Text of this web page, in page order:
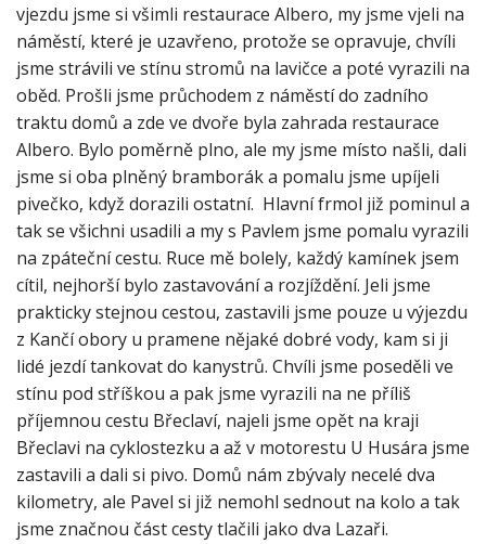
vjezdu jsme si všimli restaurace Albero, my jsme vjeli na
náměstí, které je uzavřeno, protože se opravuje, chvíli
jsme strávili ve stínu stromů na lavičce a poté vyrazili na
oběd. Prošli jsme průchodem z náměstí do zadního
traktu domů a zde ve dvoře byla zahrada restaurace
Albero. Bylo poměrně plno, ale my jsme místo našli, dali
jsme si oba plněný bramborák a pomalu jsme upíjeli
pivečko, když dorazili ostatní. Hlavní frmol již pominul a
tak se všichni usadili a my s Pavlem jsme pomalu vyrazili
na zpáteční cestu. Ruce mě bolely, každý kamínek jsem
cítil, nejhorší bylo zastavování a rozjíždění. Jeli jsme
prakticky stejnou cestou, zastavili jsme pouze u výjezdu
z Kančí obory u pramene nějaké dobré vody, kam si ji
lidé jezdí tankovat do kanystrů. Chvíli jsme poseděli ve
stínu pod stříškou a pak jsme vyrazili na ne příliš
příjemnou cestu Břeclaví, najeli jsme opět na kraji
Břeclavi na cyklostezku a až v motorestu U Husára jsme
zastavili a dali si pivo. Domů nám zbývaly necelé dva
kilometry, ale Pavel si již nemohl sednout na kolo a tak
jsme značnou část cesty tlačili jako dva Lazaři.